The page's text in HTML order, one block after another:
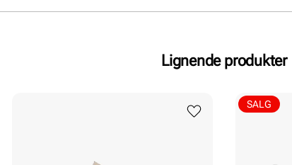
Lignende produkter
SALG